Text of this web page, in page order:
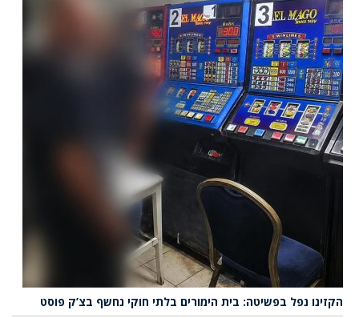
הקזינו נפל בפשיטה: בית הימורים בלתי חוקי נחשף בצ’ק פוסט